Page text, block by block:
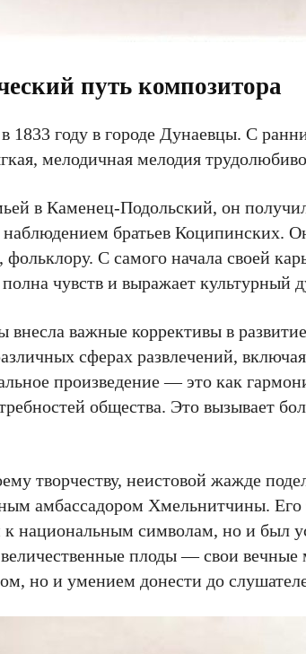
путь композитора
1833 году в городе Дунаевцы. С
мелодичная мелодия
в Каменец-Подольский, он
наблюдением братьев Коципинских.
С самого начала своей
чувств и выражает культурный
важные коррективы в
сферах развлечений,
произведение — это как
общества. Это вызывает
творчеству, неистовой жажде
амбассадором Хмельнитчины. Его
национальным символам, но и был
плоды — свои
но и умением донести до